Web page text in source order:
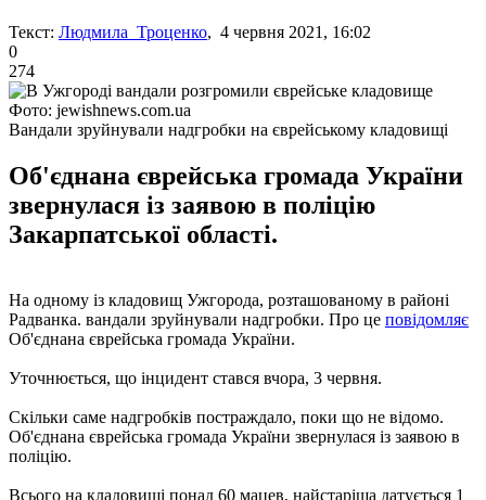
Текст: Людмила Троценко, 4 червня 2021, 16:02
0
274
Фото: jewishnews.com.ua
Вандали зруйнували надгробки на єврейському кладовищі
Об'єднана єврейська громада України
звернулася із заявою в поліцію
Закарпатської області.
На одному із кладовищ Ужгорода, розташованому в районі
Радванка. вандали зруйнували надгробки. Про це повідомляє
Об'єднана єврейська громада України.
Уточнюється, що інцидент стався вчора, 3 червня.
Скільки саме надгробків постраждало, поки що не відомо.
Об'єднана єврейська громада України звернулася із заявою в
поліцію.
Всього на кладовищі понад 60 мацев, найстаріша датується 1